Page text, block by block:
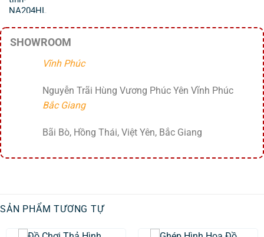
SHOWROOM
Vĩnh Phúc
Nguyễn Trãi Hùng Vương Phúc Yên Vĩnh Phúc
Bắc Giang
Bãi Bò, Hồng Thái, Việt Yên, Bắc Giang
SẢN PHẨM TƯƠNG TỰ